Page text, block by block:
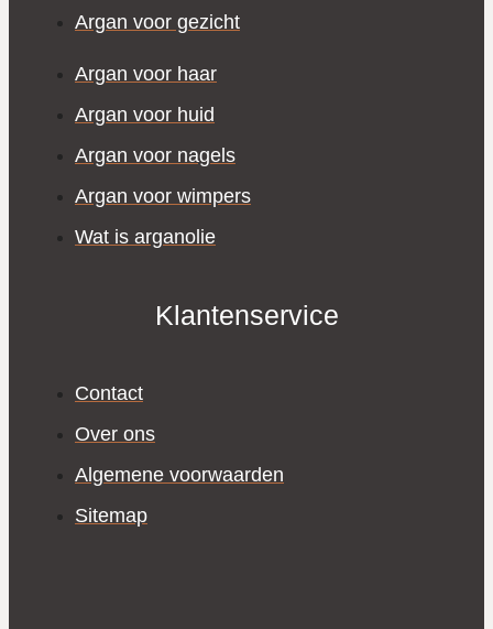
Argan voor gezicht
Argan voor haar
Argan voor huid
Argan voor nagels
Argan voor wimpers
Wat is arganolie
Klantenservice
Contact
Over ons
Algemene voorwaarden
Sitemap